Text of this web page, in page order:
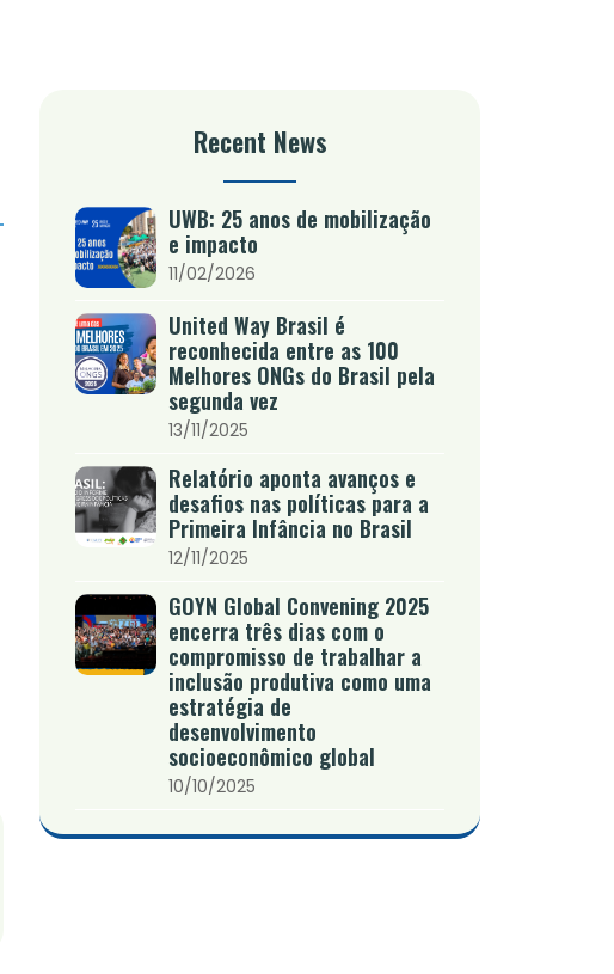
Recent News
UWB: 25 anos de mobilização
e impacto
11/02/2026
United Way Brasil é
reconhecida entre as 100
Melhores ONGs do Brasil pela
segunda vez
13/11/2025
Relatório aponta avanços e
desafios nas políticas para a
Primeira Infância no Brasil
12/11/2025
GOYN Global Convening 2025
encerra três dias com o
compromisso de trabalhar a
inclusão produtiva como uma
estratégia de
desenvolvimento
socioeconômico global
10/10/2025